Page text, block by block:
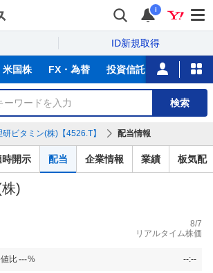
i
ID新規取得
米国株 FX・為替 投資信託 ニュース
検索
研ビタミン(株)【4526.T】 配当情報
時開示 配当 企業情報 業績 板気配
)
8/7
リアルタイム株価
比---% --:--